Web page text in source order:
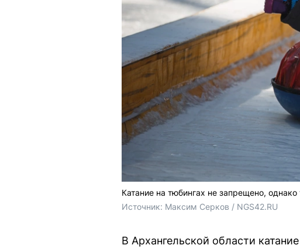
Катание на тюбингах не запрещено,
Источник: Максим Серков / NGS42.RU
В Архангельской области